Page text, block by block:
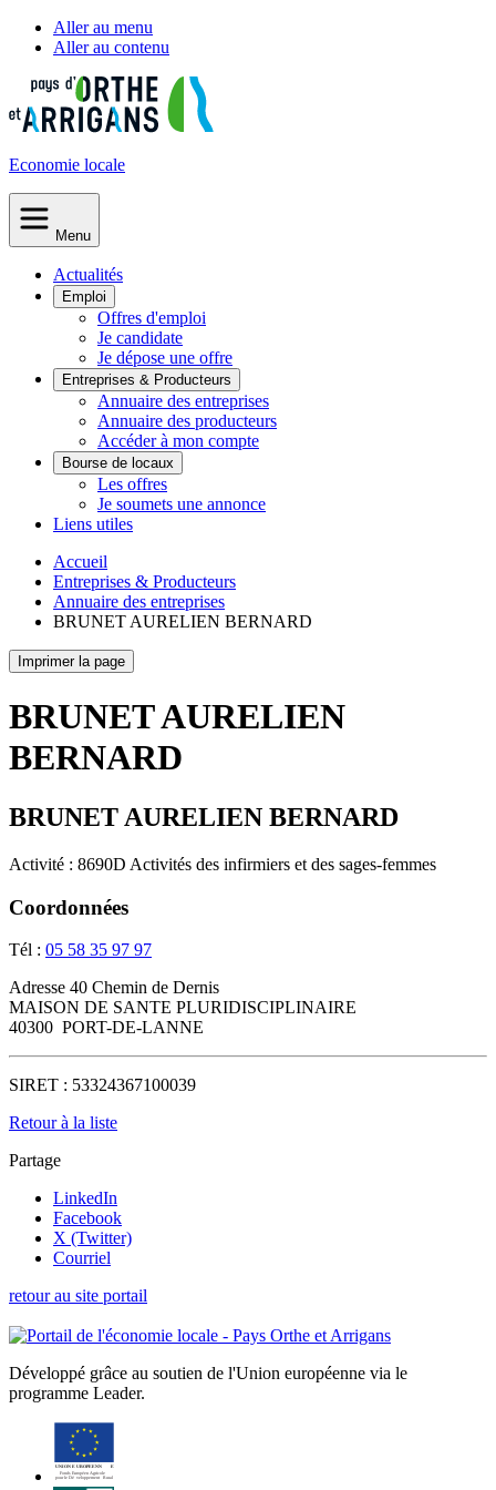
Aller au menu
Aller au contenu
Economie locale
Menu
Actualités
Emploi
Offres d'emploi
Je candidate
Je dépose une offre
Entreprises & Producteurs
Annuaire des entreprises
Annuaire des producteurs
Accéder à mon compte
Bourse de locaux
Les offres
Je soumets une annonce
Liens utiles
Accueil
Entreprises & Producteurs
Annuaire des entreprises
BRUNET AURELIEN BERNARD
Imprimer la page
BRUNET AURELIEN
BERNARD
BRUNET AURELIEN BERNARD
Activité : 8690D Activités des infirmiers et des sages-femmes
Coordonnées
Tél : 05 58 35 97 97
Adresse 40 Chemin de Dernis
MAISON DE SANTE PLURIDISCIPLINAIRE
40300 PORT-DE-LANNE
SIRET : 53324367100039
Retour à la liste
Partage
LinkedIn
Facebook
X (Twitter)
Courriel
retour au site portail
Développé grâce au soutien de l'Union européenne via le
programme Leader.